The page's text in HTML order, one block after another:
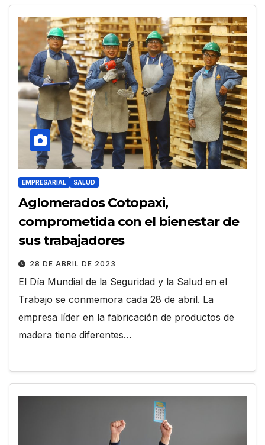
EMPRESARIAL SALUD
Aglomerados Cotopaxi,
comprometida con el bienestar de
sus trabajadores
28 DE ABRIL DE 2023
El Día Mundial de la Seguridad y la Salud en el
Trabajo se conmemora cada 28 de abril. La
empresa líder en la fabricación de productos de
madera tiene diferentes…